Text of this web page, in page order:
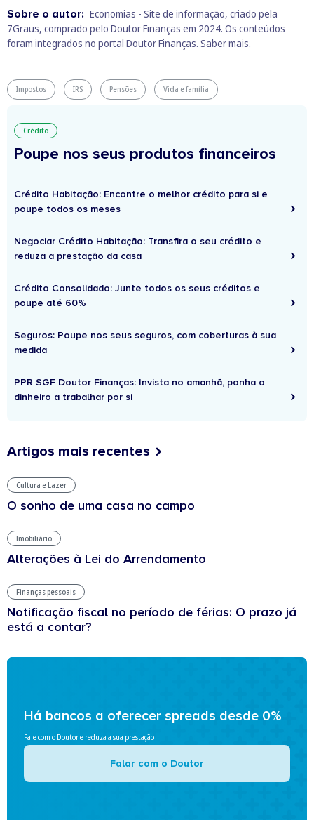
Sobre o autor: Economias - Site de informação, criado pela
7Graus, comprado pelo Doutor Finanças em 2024. Os conteúdos
foram integrados no portal Doutor Finanças. Saber mais.
Impostos IRS Pensões Vida e família
Crédito
Poupe nos seus produtos financeiros
Crédito Habitação: Encontre o melhor crédito para si e
poupe todos os meses
Negociar Crédito Habitação: Transfira o seu crédito e
reduza a prestação da casa
Crédito Consolidado: Junte todos os seus créditos e
poupe até 60%
Seguros: Poupe nos seus seguros, com coberturas à sua
medida
PPR SGF Doutor Finanças: Invista no amanhã, ponha o
dinheiro a trabalhar por si
Artigos mais recentes
Cultura e Lazer
O sonho de uma casa no campo
Imobiliário
Alterações à Lei do Arrendamento
Finanças pessoais
Notificação fiscal no período de férias: O prazo já
está a contar?
Há bancos a oferecer spreads desde 0%
Fale com o Doutor e reduza a sua prestação
Falar com o Doutor